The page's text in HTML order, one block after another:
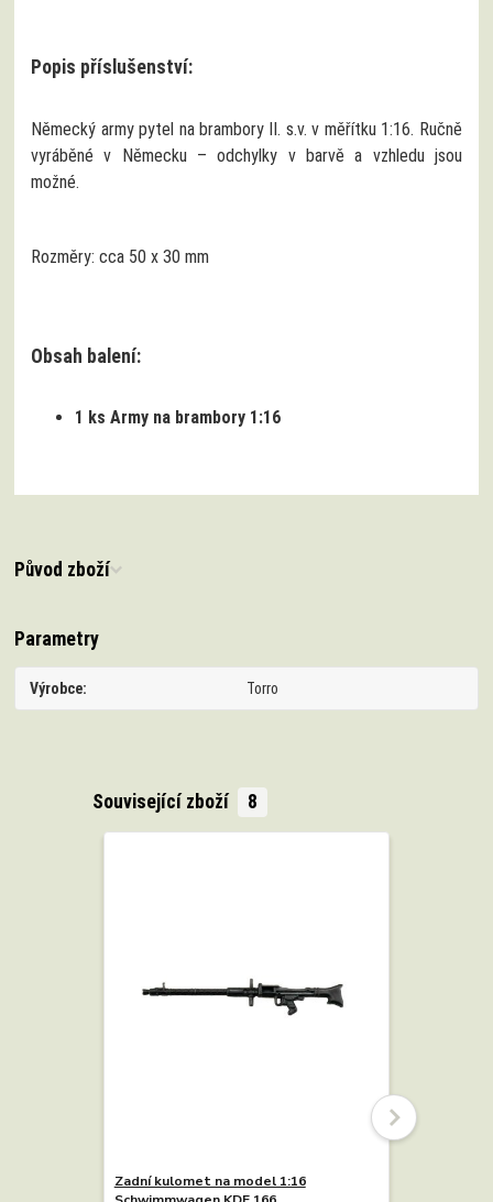
Popis příslušenství:
Německý army pytel na brambory II. s.v. v měřítku 1:16. Ručně
vyráběné v Německu – odchylky v barvě a vzhledu jsou
možné.
Rozměry: cca 50 x 30 mm
Obsah balení:
1 ks Army na brambory 1:16
Původ zboží
Parametry
Výrobce Torro
Související zboží 8
Zadní kulomet na model 1:16